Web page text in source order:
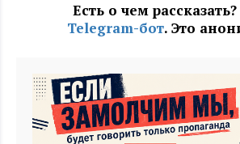
Есть о чем
Telegram-бот. Это